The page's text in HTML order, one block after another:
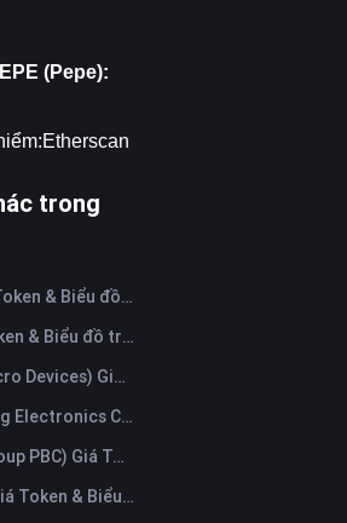
(Pepe):
Etherscan
trong
NFLX (Netflix) Giá Token & Biểu đồ trực tiếp mới nhất
UBER (Uber) Giá Token & Biểu đồ trực tiếp mới nhất
AMD (Advanced Micro Devices) Giá Token & Biểu đồ trực tiếp mới nhất
SAMSUNG (Samsung Electronics Co., Ltd) Giá Token & Biểu đồ trực tiếp mới nhất
OPENAI (OpenAI Group PBC) Giá Token & Biểu đồ trực tiếp mới nhất
COPPER (Copper) Giá Token & Biểu đồ trực tiếp mới nhất